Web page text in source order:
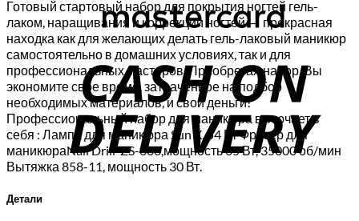
Готовый стартовый набор для покрытия ногтей гель-
лаком, наращивания и коррекции ногтей — прекрасная
находка как для желающих делать гель-лаковый маникюр
самостоятельно в домашних условиях, так и для
профессиональных мастеров. Приобретая набор, Вы
экономите свое время, затраченное на подбор
необходимых материалов, и свои деньги!
Профессиональный набор для маникюра включает в
себя : Лампа для маникюра Sun X, 54 Вт Фрезер для
маникюраNail Drill ZS-606,мощность 65 Вт, 35000 об/мин
Вытяжка 858-11, мощность 30 Вт.
Детали